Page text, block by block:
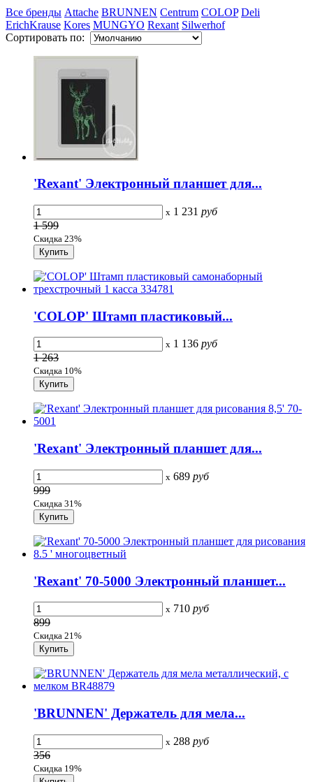
Все бренды Attache BRUNNEN Centrum COLOP Deli
ErichKrause Kores MUNGYO Rexant Silwerhof
Сортировать по:
'Rexant' Электронный планшет для...
x 1 231 руб
1 599
Скидка 23%
'COLOP' Штамп пластиковый...
x 1 136 руб
1 263
Скидка 10%
'Rexant' Электронный планшет для...
x 689 руб
999
Скидка 31%
'Rexant' 70-5000 Электронный планшет...
x 710 руб
899
Скидка 21%
'BRUNNEN' Держатель для мела...
x 288 руб
356
Скидка 19%